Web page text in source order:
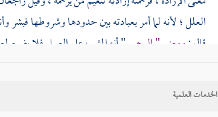
العلل ؛ لأنه لما أمر بعبادته بين حدودها وشروطها
قال :ومعنى " الرحيم " أنه المثيب على العمل فلا
ذهب الجمهور إلى أن " الرحمن " مأخوذ من الرحمة مبني
البيهقي بحديثالخدمات العلمية